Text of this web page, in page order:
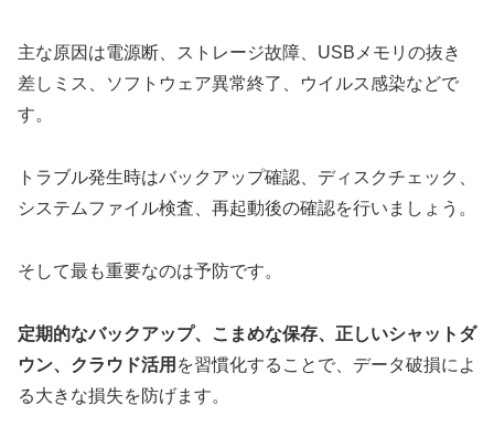
主な原因は電源断、ストレージ故障、USBメモリの抜き
差しミス、ソフトウェア異常終了、ウイルス感染などで
す。
トラブル発生時はバックアップ確認、ディスクチェック、
システムファイル検査、再起動後の確認を行いましょう。
そして最も重要なのは予防です。
定期的なバックアップ、こまめな保存、正しいシャットダ
ウン、クラウド活用 を習慣化することで、データ破損によ
る大きな損失を防げます。